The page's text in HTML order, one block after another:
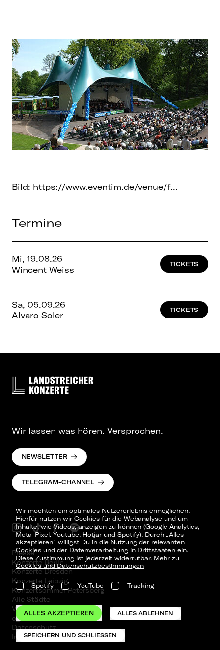
Bild: https://www.eventim.de/venue/f...
Termine
Mi, 19.08.26
Wincent Weiss
TICKETS
Sa, 05.09.26
Alvaro Soler
TICKETS
Wir möchten ein optimales Nutzererlebnis ermöglichen.
Hierfür nutzen wir Cookies für die Webanalyse und um
Inhalte, wie Videos, anzeigen zu können (Google Analytics,
Meta-Pixel, Youtube, Hotjar und Spotify). Durch „Alles
akzeptieren“ willigst Du in die Nutzung der relevanten
Cookies und der Datenverarbeitung in Drittstaaten ein.
Diese Zustimmung ist jederzeit widerrufbar. Mehr zu
Cookies und Datenschutzbestimmungen
Spotify YouTube Tracking
ALLES AKZEPTIEREN ALLES ABLEHNEN
SPEICHERN UND SCHLIESSEN
Wir lassen was hören. Versprochen.
NEWSLETTER
TELEGRAM-CHANNEL
Presse
Konzerte Berlin
Konzerte Dresden
Konzerte Leipzig
Konzertsommer Petersberg
Alle Städte
Vergangene Shows
o_team
Datenschutz
Impressum